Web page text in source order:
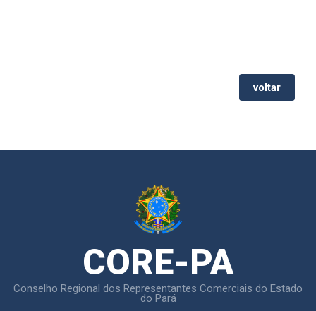
voltar
CORE-PA
Conselho Regional dos Representantes Comerciais do Estado
do Pará